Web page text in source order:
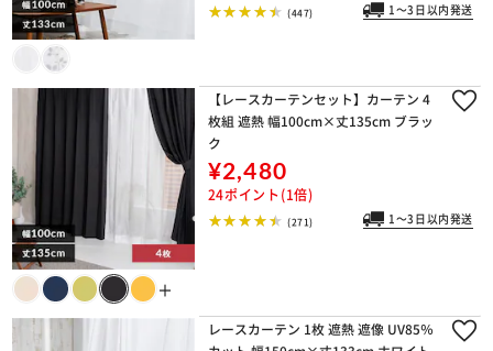
(447) 1～3日以内発送
＋
【レースカーテンセット】カーテン 4
枚組 遮熱 幅100cm×丈135cm ブラッ
ク
¥2,480
24ポイント(1倍)
(271) 1～3日以内発送
レースカーテン 1枚 遮熱 遮像 UV85％